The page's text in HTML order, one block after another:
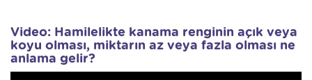
Video: Hamilelikte kanama renginin açık veya
koyu olması, miktarın az veya fazla olması ne
anlama gelir?